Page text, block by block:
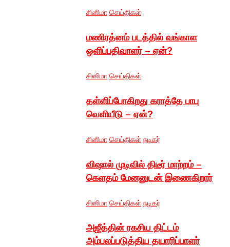
சினிமா செய்திகள்
மணிரத்னம் படத்தில் வங்காள
ஒளிப்பதிவாளர் – ஏன்?
சினிமா செய்திகள்
தள்ளிப்போகிறது கராத்தே பாபு
வெளியீடு – ஏன்?
சினிமா செய்திகள் நடிகர்
விஷால் முடிவில் திடீர் மாற்றம் –
கெளதம் மேனனுடன் இணைகிறார்
சினிமா செய்திகள் நடிகர்
அஜீத்தின் ரகசிய திட்டம்
அம்பலப்படுத்திய தயாரிப்பாளர்